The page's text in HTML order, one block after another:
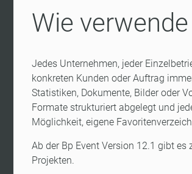
Wie
Jedes Unternehmen, jeder
konkreten Kunden oder Auftrag
Statistiken, Dokumente, Bilder oder
Formate strukturiert abgelegt und
Möglichkeit, eigene
Ab der Bp Event Version 12.1 gibt
Projekten.